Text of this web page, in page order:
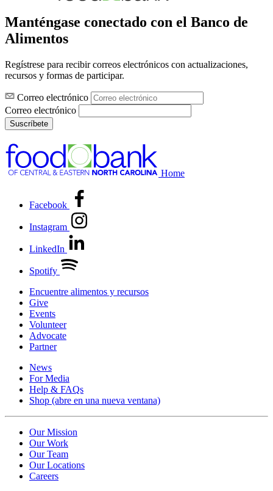
Manténgase conectado con el Banco de
Alimentos
Regístrese para recibir correos electrónicos con actualizaciones,
recursos y formas de participar.
Correo electrónico
Correo electrónico
Suscríbete
Home
Facebook
Instagram
LinkedIn
Spotify
Encuentre alimentos y recursos
Give
Events
Volunteer
Advocate
Partner
News
For Media
Help & FAQs
Shop (abre en una nueva ventana)
Our Mission
Our Work
Our Team
Our Locations
Careers